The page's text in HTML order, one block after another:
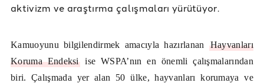
aktivizm ve araştırma çalışmaları yürütüyor.
Kamuoyunu bilgilendirmek amacıyla hazırlanan
Hayvanları
Koruma Endeksiise WSPA’nın en önemli çalışmalarından
biri. Çalışmada yer alan 50 ülke, hayvanları korumaya ve